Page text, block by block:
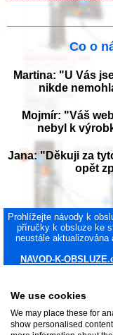
Co o
Martina: "U Vás
nikde
Mojmír: "Váš
nebyl k
Jana: "Děkuji za
opět
Prohlížejte návody k
příručky k obsluze ke
neustále aktualizována
NAVOD-K-
We use cookies
We may place these for
show personalised